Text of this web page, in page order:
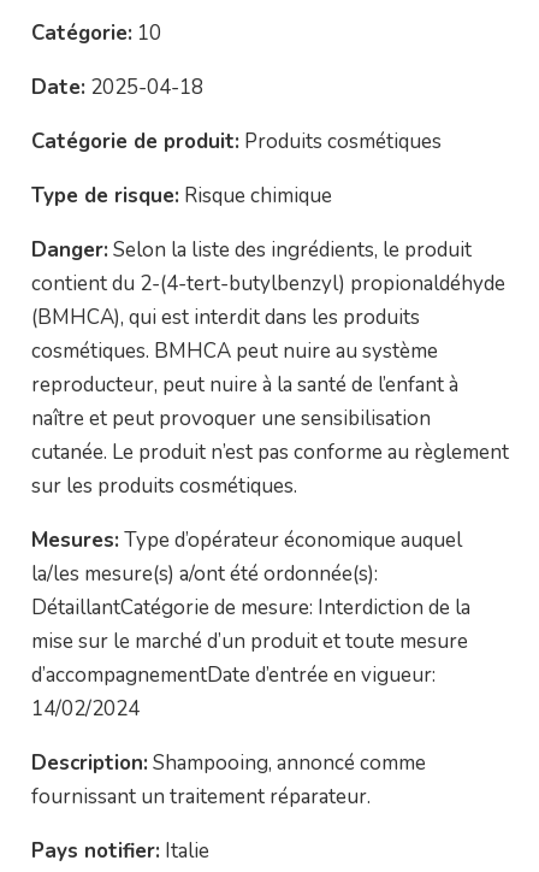
Catégorie: 10
Date: 2025-04-18
Catégorie de produit: Produits cosmétiques
Type de risque: Risque chimique
Danger: Selon la liste des ingrédients, le produit
contient du 2-(4-tert-butylbenzyl) propionaldéhyde
(BMHCA), qui est interdit dans les produits
cosmétiques. BMHCA peut nuire au système
reproducteur, peut nuire à la santé de l’enfant à
naître et peut provoquer une sensibilisation
cutanée. Le produit n’est pas conforme au règlement
sur les produits cosmétiques.
Mesures: Type d’opérateur économique auquel
la/les mesure(s) a/ont été ordonnée(s):
DétaillantCatégorie de mesure: Interdiction de la
mise sur le marché d’un produit et toute mesure
d’accompagnementDate d’entrée en vigueur:
14/02/2024
Description: Shampooing, annoncé comme
fournissant un traitement réparateur.
Pays notifier: Italie